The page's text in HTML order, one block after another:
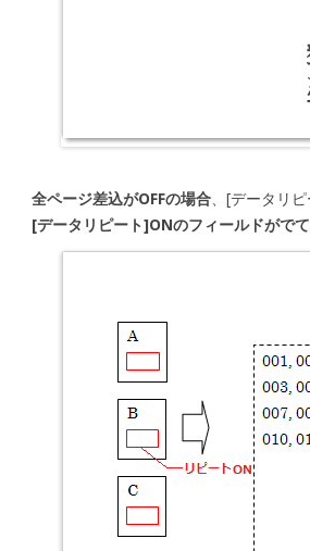
全ページ差込がOFFの場合 、[データリ
[データリピート]ONのフィールドがで